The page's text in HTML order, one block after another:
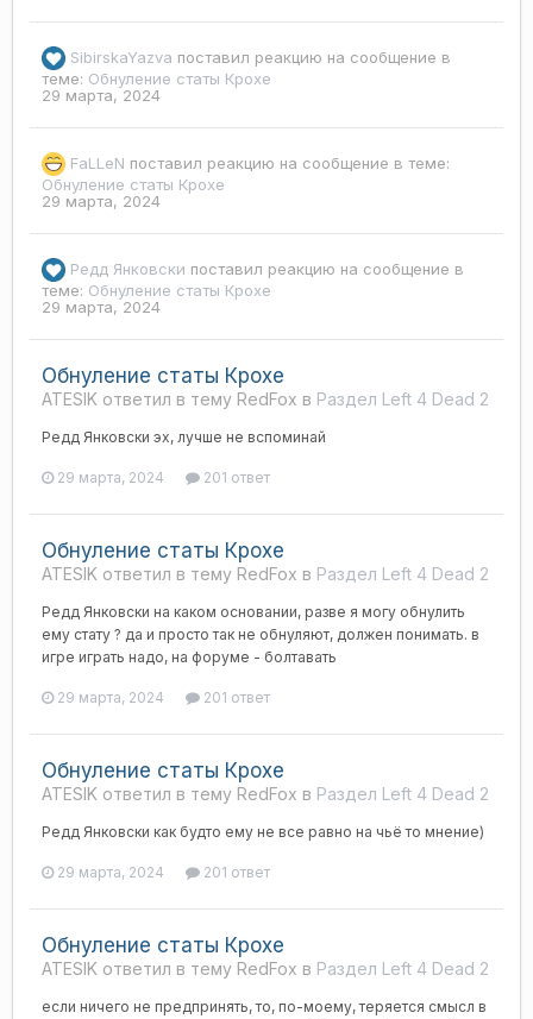
SibirskaYazva поставил реакцию на сообщение в
теме: Обнуление статы Крохе
29 марта, 2024
FaLLeN поставил реакцию на сообщение в теме:
Обнуление статы Крохе
29 марта, 2024
Редд Янковски поставил реакцию на сообщение в
теме: Обнуление статы Крохе
29 марта, 2024
Обнуление статы Крохе
ATESIK ответил в тему RedFox в Раздел Left 4 Dead 2
Редд Янковски эх, лучше не вспоминай
29 марта, 2024 201 ответ
Обнуление статы Крохе
ATESIK ответил в тему RedFox в Раздел Left 4 Dead 2
Редд Янковски на каком основании, разве я могу обнулить
ему стату ? да и просто так не обнуляют, должен понимать. в
игре играть надо, на форуме - болтавать
29 марта, 2024 201 ответ
Обнуление статы Крохе
ATESIK ответил в тему RedFox в Раздел Left 4 Dead 2
Редд Янковски как будто ему не все равно на чьё то мнение)
29 марта, 2024 201 ответ
Обнуление статы Крохе
ATESIK ответил в тему RedFox в Раздел Left 4 Dead 2
если ничего не предпринять, то, по-моему, теряется смысл в